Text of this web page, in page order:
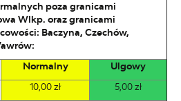
poza granicami
Wlkp. oraz granicami
Baczyna, Czechów,
Normalny
Ulgowy
10,00 zł
5,00 zł